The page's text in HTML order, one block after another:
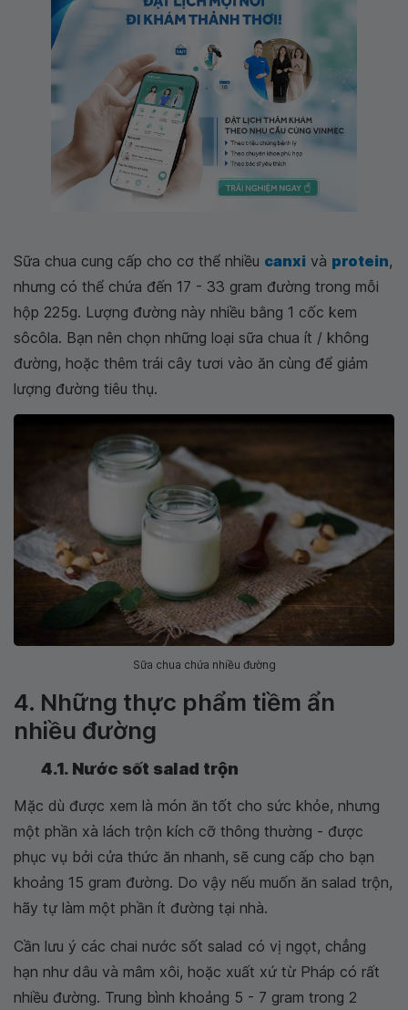
Sữa chua cung cấp cho cơ thể nhiều canxi và protein,
nhưng có thể chứa đến 17 - 33 gram đường trong mỗi
hộp 225g. Lượng đường này nhiều bằng 1 cốc kem
sôcôla. Bạn nên chọn những loại sữa chua ít / không
đường, hoặc thêm trái cây tươi vào ăn cùng để giảm
lượng đường tiêu thụ.
Sữa chua chứa nhiều đường
4. Những thực phẩm tiềm ẩn
nhiều đường
4.1. Nước sốt salad trộn
Mặc dù được xem là món ăn tốt cho sức khỏe, nhưng
một phần xà lách trộn kích cỡ thông thường - được
phục vụ bởi cửa thức ăn nhanh, sẽ cung cấp cho bạn
khoảng 15 gram đường. Do vậy nếu muốn ăn salad trộn,
hãy tự làm một phần ít đường tại nhà.
Cần lưu ý các chai nước sốt salad có vị ngọt, chẳng
hạn như dâu và mâm xôi, hoặc xuất xứ từ Pháp có rất
nhiều đường. Trung bình khoảng 5 - 7 gram trong 2